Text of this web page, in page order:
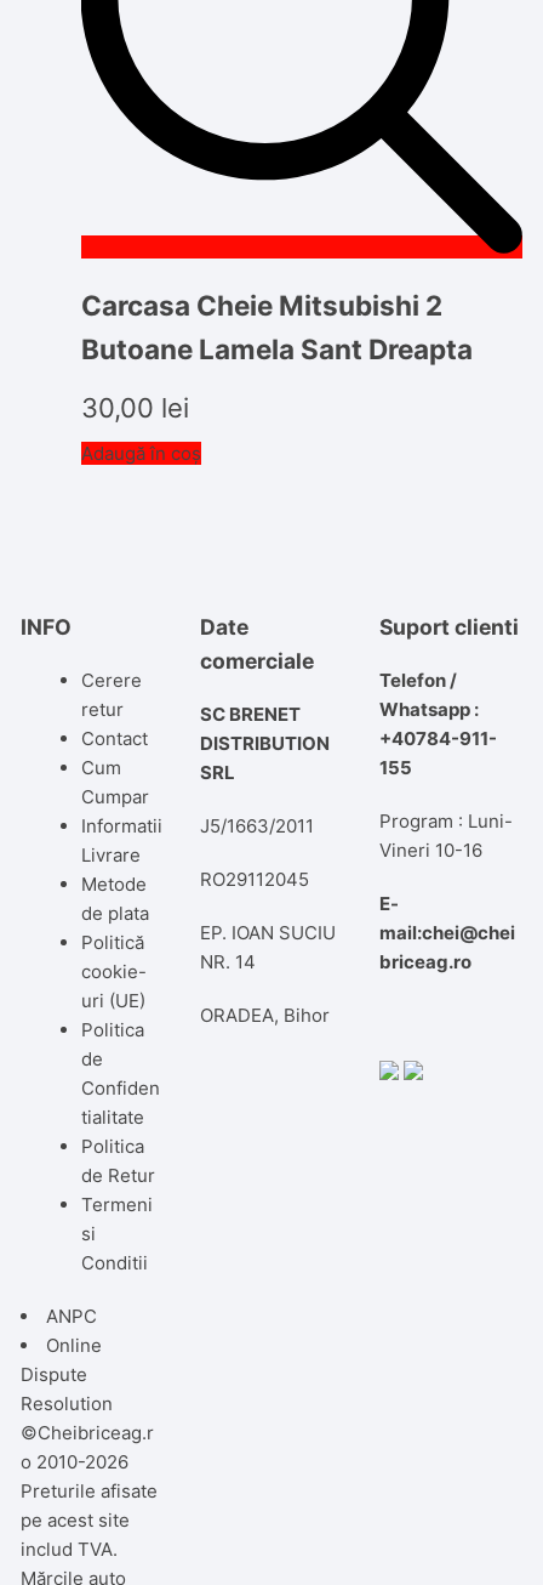
Carcasa Cheie Mitsubishi 2
Butoane Lamela Sant Dreapta
30,00 lei
Adaugă în coș
INFO
Cerere
retur
Contact
Cum
Cumpar
Informatii
Livrare
Metode
de plata
Politică
cookie-
uri (UE)
Politica
de
Confiden
tialitate
Politica
de Retur
Termeni
si
Conditii
ANPC
Online
Dispute
Resolution
Date
comerciale
SC BRENET
DISTRIBUTION
SRL
J5/1663/2011
RO29112045
EP. IOAN SUCIU
NR. 14
ORADEA, Bihor
Suport clienti
Telefon /
Whatsapp :
+40784-911-
155
Program : Luni-
Vineri 10-16
E-
mail:chei@chei
briceag.ro
©Cheibriceag.r
o 2010-2026
Preturile afisate
pe acest site
includ TVA.
Mărcile auto